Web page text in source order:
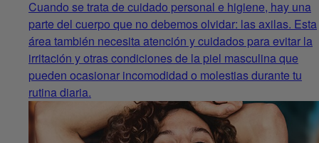
Cuando se trata de cuidado personal e higiene, hay una
parte del cuerpo que no debemos olvidar: las axilas. Esta
área también necesita atención y cuidados para evitar la
irritación y otras condiciones de la piel masculina que
pueden ocasionar incomodidad o molestias durante tu
rutina diaria.